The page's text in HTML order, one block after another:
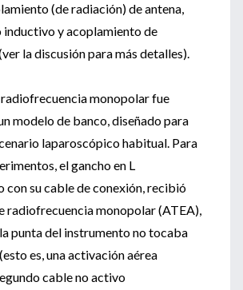
(de radiación) de antena,
y acoplamiento de
la discusión para más detalles).
radiofrecuencia monopolar fue
modelo de banco, diseñado para
laparoscópico habitual. Para
el gancho en L
con su cable de conexión, recibió
radiofrecuencia monopolar (ATEA),
punta del instrumento no tocaba
es, una activación aérea
cable no activo